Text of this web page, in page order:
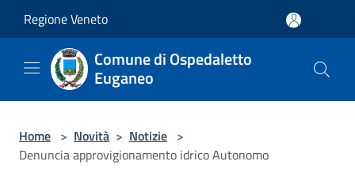
Regione Veneto
Comune di Ospedaletto
Euganeo
Home > Novità > Notizie >
Denuncia approvigionamento idrico Autonomo